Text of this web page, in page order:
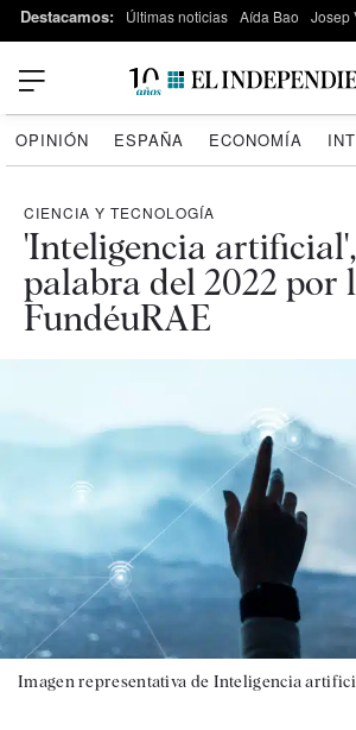
Destacamos: Últimas noticias Aída Bao Josep
OPINIÓN ESPAÑA ECONOMÍA
CIENCIA Y TECNOLOGÍA
'Inteligencia
palabra del 2022 por
FundéuRAE
Imagen representativa de Inteligencia